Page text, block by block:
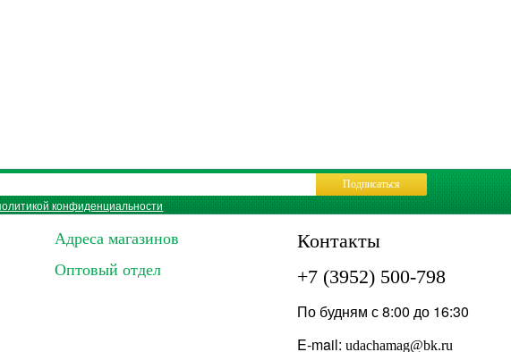
конфиденциальности
Подписаться
Адреса магазинов
Оптовый отдел
Контакты
+7 (3952) 500-798
По будням с 8:00 до 16:30
E-mail: udachamag@bk.ru